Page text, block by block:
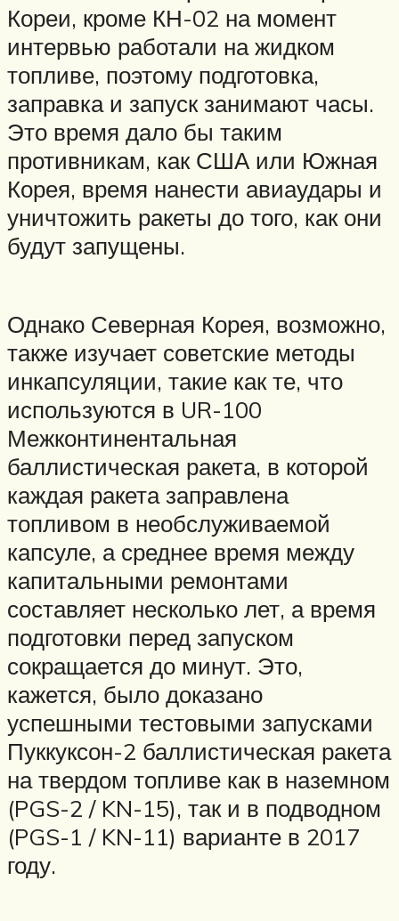
Кореи, кроме КН-02 на момент
интервью работали на жидком
топливе, поэтому подготовка,
заправка и запуск занимают часы.
Это время дало бы таким
противникам, как США или Южная
Корея, время нанести авиаудары и
уничтожить ракеты до того, как они
будут запущены.
Однако Северная Корея, возможно,
также изучает советские методы
инкапсуляции, такие как те, что
используются в UR-100
Межконтинентальная
баллистическая ракета, в которой
каждая ракета заправлена ​​
топливом в необслуживаемой
капсуле, а среднее время между
капитальными ремонтами
составляет несколько лет, а время
подготовки перед запуском
сокращается до минут. Это,
кажется, было доказано
успешными тестовыми запусками
Пуккуксон-2 баллистическая ракета
на твердом топливе как в наземном
(PGS-2 / KN-15), так и в подводном
(PGS-1 / KN-11) варианте в 2017
году.